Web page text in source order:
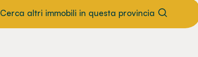
Cerca altri immobili in questa provincia